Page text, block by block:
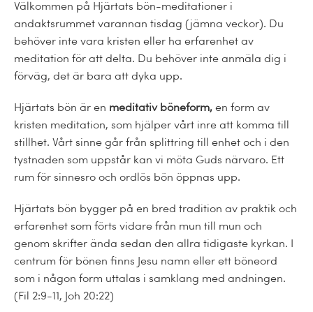
Välkommen på Hjärtats bön-meditationer i
andaktsrummet varannan tisdag (jämna veckor). Du
behöver inte vara kristen eller ha erfarenhet av
meditation för att delta. Du behöver inte anmäla dig i
förväg, det är bara att dyka upp.
Hjärtats bön är en meditativ böneform, en form av
kristen meditation, som hjälper vårt inre att komma till
stillhet. Vårt sinne går från splittring till enhet och i den
tystnaden som uppstår kan vi möta Guds närvaro. Ett
rum för sinnesro och ordlös bön öppnas upp.
Hjärtats bön bygger på en bred tradition av praktik och
erfarenhet som förts vidare från mun till mun och
genom skrifter ända sedan den allra tidigaste kyrkan. I
centrum för bönen finns Jesu namn eller ett böneord
som i någon form uttalas i samklang med andningen.
(Fil 2:9-11, Joh 20:22)